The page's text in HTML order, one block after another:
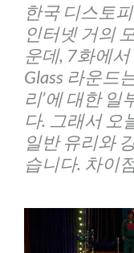
한국 디스토
인터넷 거의
운데, 7화에
Glass 라운드
리’에 대한
다. 그래서 오
일반 유리와
습니다. 차이